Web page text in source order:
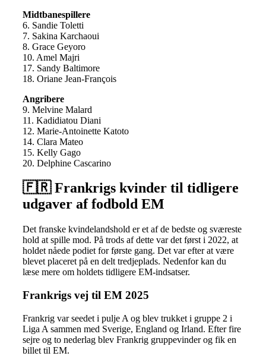
Midtbanespillere
6. Sandie Toletti
7. Sakina Karchaoui
8. Grace Geyoro
10. Amel Majri
17. Sandy Baltimore
18. Oriane Jean-François
Angribere
9. Melvine Malard
11. Kadidiatou Diani
12. Marie-Antoinette Katoto
14. Clara Mateo
15. Kelly Gago
20. Delphine Cascarino
🇫🇷 Frankrigs kvinder til tidligere
udgaver af fodbold EM
Det franske kvindelandshold er et af de bedste og sværeste
hold at spille mod. På trods af dette var det først i 2022, at
holdet nåede podiet for første gang. Det var efter at være
blevet placeret på en delt tredjeplads. Nedenfor kan du
læse mere om holdets tidligere EM-indsatser.
Frankrigs vej til EM 2025
Frankrig var seedet i pulje A og blev trukket i gruppe 2 i
Liga A sammen med Sverige, England og Irland. Efter fire
sejre og to nederlag blev Frankrig gruppevinder og fik en
billet til EM.